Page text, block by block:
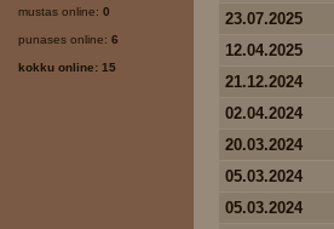
mustas online: 0
punases online: 6
kokku online: 15
23.07.2025
12.04.2025
21.12.2024
02.04.2024
20.03.2024
05.03.2024
05.03.2024